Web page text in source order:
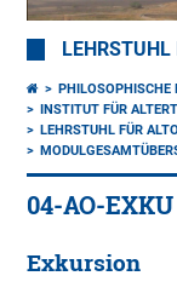
PHILOSOPHISCHE
INSTITUT FÜR
LEHRSTUHL FÜR
04-AO-EXKU
Exkursion